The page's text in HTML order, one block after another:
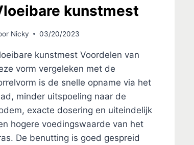
kunstmest
Nicky 03/20/2023
kunstmest Voordelen van
vorm vergeleken met de
is de snelle opname via het
minder uitspoeling naar de
exacte dosering en uiteindelijk
hogere voedingswaarde van het
De benutting is goed gespreid